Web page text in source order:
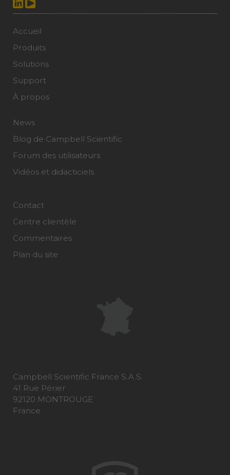
Accueil
Produits
Solutions
Support
À propos
News
Blog de Campbell Scientific
Forum des utilisateurs
Vidéos et didacticiels
Contact
Centre clientèle
Commentaires
Plan du site
Campbell Scientific France S.A.S.
41 Rue Périer
92120 MONTROUGE
France